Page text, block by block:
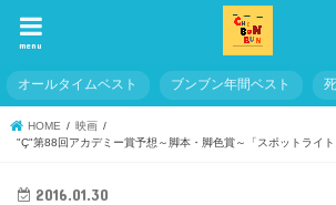
menu
オールタイムベスト ブンブン年間ベスト
HOME
映画
"Ç"第88回アカデミー賞予想～脚本・脚色賞～「スポットライト
2016.01.30